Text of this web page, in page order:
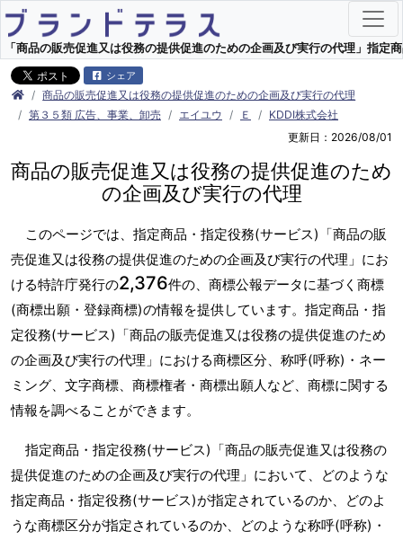
「商品の販売促進又は役務の提供促進のための企画及び実行の代理」指
シェア
商品の販売促進又は役務の提供促進のための企画及び実行の代理
第３５類 広告、事業、卸売
エイユウ Ｅ
KDDI株式会社
更新日：2026/08/01
商品の販売促進又は役務の提供促進のため
の企画及び実行の代理
このページでは、指定商品・指定役務(サービス)「商品の販
売促進又は役務の提供促進のための企画及び実行の代理」にお
ける特許庁発行の2,376件の、商標公報データに基づく商標
(商標出願・登録商標)の情報を提供しています。指定商品・指
定役務(サービス)「商品の販売促進又は役務の提供促進のため
の企画及び実行の代理」における商標区分、称呼(呼称)・ネー
ミング、文字商標、商標権者・商標出願人など、商標に関する
情報を調べることができます。
指定商品・指定役務(サービス)「商品の販売促進又は役務の
提供促進のための企画及び実行の代理」において、どのような
指定商品・指定役務(サービス)が指定されているのか、どのよ
うな商標区分が指定されているのか、どのような称呼(呼称)・